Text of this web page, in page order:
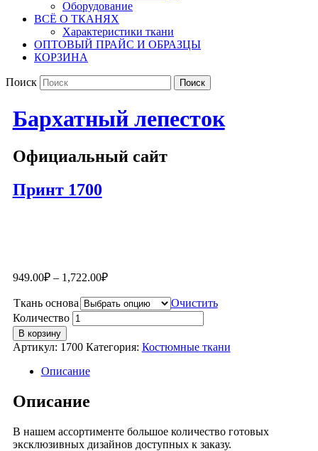
Оборудование
ВСЁ О ТКАНЯХ
Характеристики ткани
ОПТОВЫЙ ПРАЙС И ОБРАЗЦЫ
КОРЗИНА
Поиск
Бархатный лепесток
Официальный сайт
Принт 1700
949.00₽– 1,722.00₽
Ткань основа
Очистить
Количество
В корзину
Артикул: 1700 Категория: Костюмные ткани
Описание
Описание
В нашем ассортименте большое количество готовых
эксклюзивных дизайнов доступных к заказу.